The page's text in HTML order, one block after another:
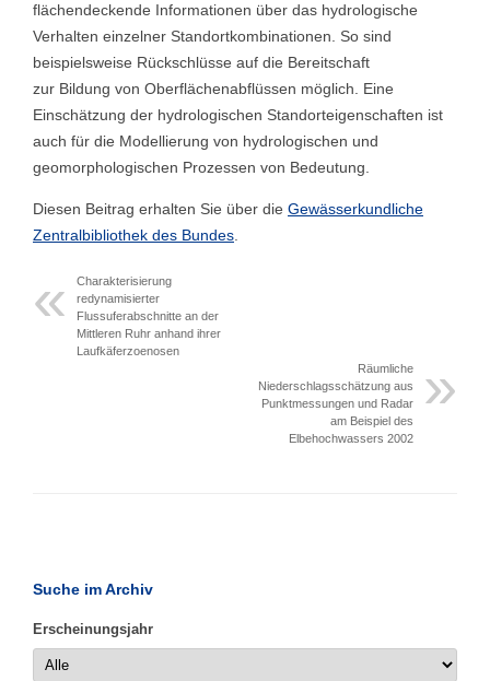
flächendeckende Informationen über das hydrologische
Verhalten einzelner Standortkombinationen. So sind
beispielsweise Rückschlüsse auf die Bereitschaft
zur Bildung von Oberflächenabflüssen möglich. Eine
Einschätzung der hydrologischen Standorteigenschaften ist
auch für die Modellierung von hydrologischen und
geomorphologischen Prozessen von Bedeutung.
Diesen Beitrag erhalten Sie über die Gewässerkundliche
Zentralbibliothek des Bundes
Charakterisierung
redynamisierter
Flussuferabschnitte an der
Mittleren Ruhr anhand ihrer
Laufkäferzoenosen
Räumliche
Niederschlagsschätzung aus
Punktmessungen und Radar
am Beispiel des
Elbehochwassers 2002
Suche im Archiv
Erscheinungsjahr